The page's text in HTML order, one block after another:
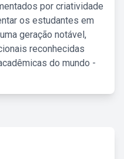
por criatividade
os estudantes em
geração notável,
reconhecidas
do mundo -